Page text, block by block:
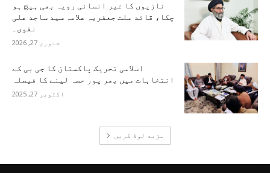
نازیوں کا غیر انسانی رویہ بھی ہیچ ہو
چکا، قائد ملت جعفریہ علامہ سید ساجد علی
نقوی۔
جنوری 27, 2026
اسلامی تحریک پاکستان کا جی بی کے
انتخابات میں بھر پور حصہ لینے کا فیصلہ
اکتوبر 27, 2025
مزید لوڈ کریں